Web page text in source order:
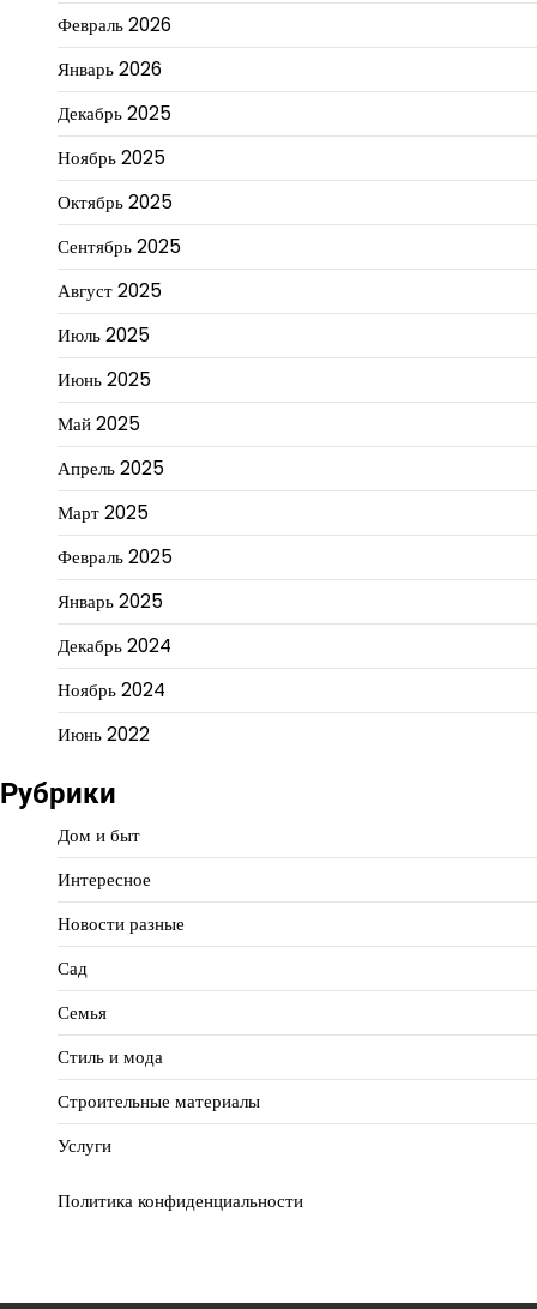
Февраль 2026
Январь 2026
Декабрь 2025
Ноябрь 2025
Октябрь 2025
Сентябрь 2025
Август 2025
Июль 2025
Июнь 2025
Май 2025
Апрель 2025
Март 2025
Февраль 2025
Январь 2025
Декабрь 2024
Ноябрь 2024
Июнь 2022
Рубрики
Дом и быт
Интересное
Новости разные
Сад
Семья
Стиль и мода
Строительные материалы
Услуги
Политика конфиденциальности